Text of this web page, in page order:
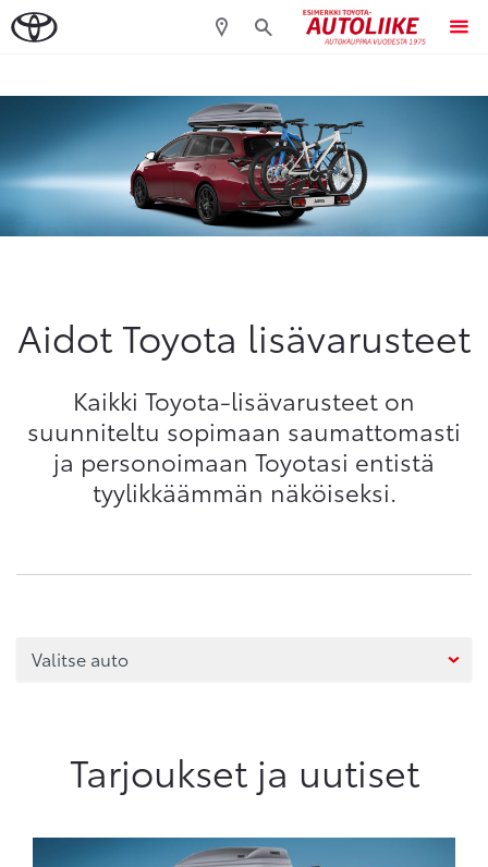
Aidot Toyota lisävarusteet
Kaikki Toyota-lisävarusteet on
suunniteltu sopimaan saumattomasti
ja personoimaan Toyotasi entistä
tyylikkäämmän näköiseksi.
Tarjoukset ja uutiset